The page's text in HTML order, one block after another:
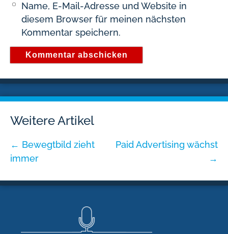
Name, E-Mail-Adresse und Website in
diesem Browser für meinen nächsten
Kommentar speichern.
Weitere Artikel
← Bewegtbild zieht
immer
Paid Advertising wächst
→